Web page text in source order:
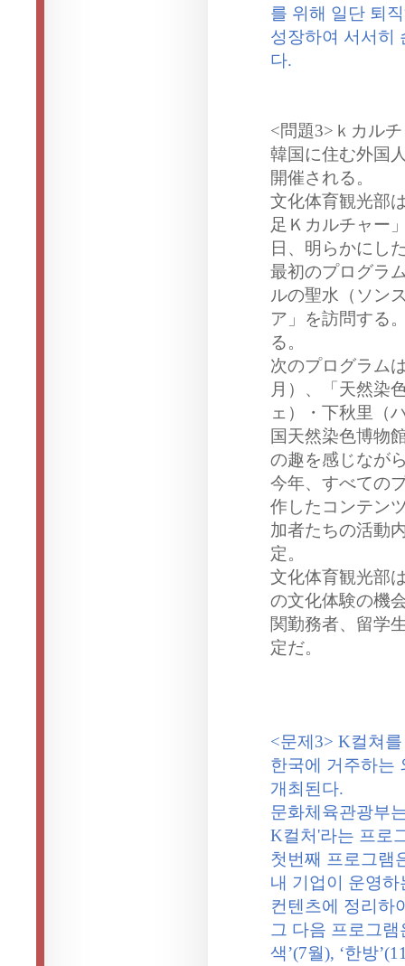
를 위해 일단 퇴
성장하여 서서히
다.
<問題3> ｋカル
韓国 に住む外国
開催される。
文化体育観光部
足Ｋカルチャー
日、明らかにし
最初のプログラ
ルの聖水（ソン
ア」を訪問する
る。
次のプログラム
月）、「天然染
ェ）
・ 下秋里（
国天然染色博物
の趣を感じなが
今年、すべての
作したコンテン
加者たちの活動
定。
文化体育観光部
の文化体験の機
関勤務者、留学
定だ。
<문제 3> K컬쳐를
한국에 거주하는
개최된다.
문화체육관광부
K컬처'라는 프로
첫번째 프로그램
내 기업이
운영하
컨텐츠에 정리하
그 다음 프로그램
색’(7월), ‘한방